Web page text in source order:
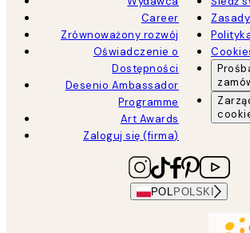
Career
Zrównoważony rozwój
Oświadczenie o
Dostępności
Desenio Ambassador
Programme
Art Awards
Zaloguj się (firma)
POL POLSKI